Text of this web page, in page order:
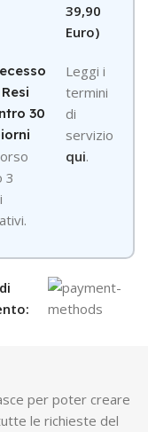
39,90
Euro)
30
3
Leggi i
termini
di
servizio
qui.
per poter creare
le richieste del